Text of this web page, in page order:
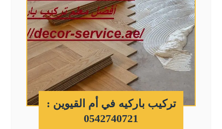
تركيب باركيه في أم القيوين :
0542740721